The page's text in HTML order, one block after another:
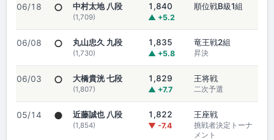
06/18 ○ 中村太地 八段
(1,709)
1,840
▲ +5.2
順位戦B級1組
06/08 ○ 丸山忠久 九段
(1,730)
1,835
▲ +5.8
竜王戦2組
昇決
06/03 ○ 大橋貴洸 七段
(1,807)
1,829
▲ +7.7
王将戦
二次予選
05/14 ● 近藤誠也 八段
(1,854)
1,822
▼ -7.4
王座戦
挑戦者決定トーナ
メント